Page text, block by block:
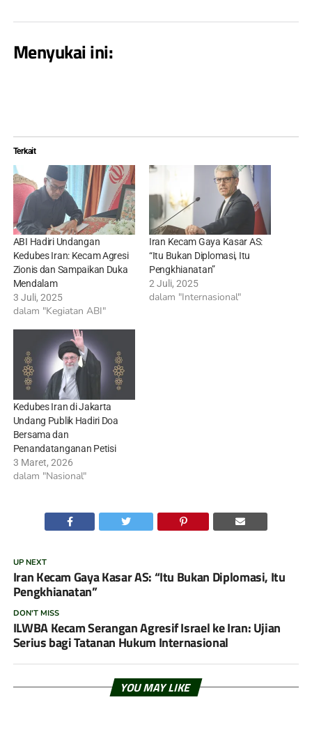
Menyukai ini:
Terkait
ABI Hadiri Undangan
Kedubes Iran: Kecam Agresi
Zionis dan Sampaikan Duka
Mendalam
3 Juli, 2025
dalam "Kegiatan ABI"
Iran Kecam Gaya Kasar AS:
“Itu Bukan Diplomasi, Itu
Pengkhianatan”
2 Juli, 2025
dalam "Internasional"
Kedubes Iran di Jakarta
Undang Publik Hadiri Doa
Bersama dan
Penandatanganan Petisi
3 Maret, 2026
dalam "Nasional"
UP NEXT
Iran Kecam Gaya Kasar AS: “Itu Bukan Diplomasi, Itu
Pengkhianatan”
DON'T MISS
ILWBA Kecam Serangan Agresif Israel ke Iran: Ujian
Serius bagi Tatanan Hukum Internasional
YOU MAY LIKE